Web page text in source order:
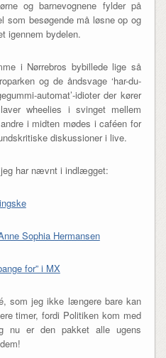
og barnevognene fylder på
som besøgende må løsne op og
igennem bydelen.
i Nørrebros bybillede lige så
og de åndsvage ‘har-du-
automat’-idioter der kører
wheelies i svinget mellem
i midten mødes i caféen for
diskussioner i live.
har nævnt i indlægget:
Sophia Hermansen
for” i MX
som jeg ikke længere bare kan
timer, fordi Politiken kom med
nu er den pakket alle ugens